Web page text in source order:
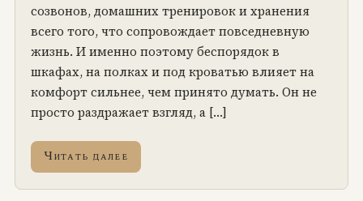
созвонов, домашних тренировок и хранения
всего того, что сопровождает повседневную
жизнь. И именно поэтому беспорядок в
шкафах, на полках и под кроватью влияет на
комфорт сильнее, чем принято думать. Он не
просто раздражает взгляд, а […]
Читать далее